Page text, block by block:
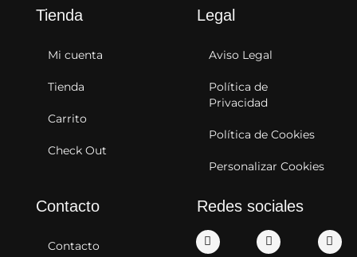
Tienda
Mi cuenta
Tienda
Carrito
Check Out
Legal
Aviso Legal
Política de
Privacidad
Política de Cookies
Personalizar Cookies
Contacto
Contacto
Redes sociales